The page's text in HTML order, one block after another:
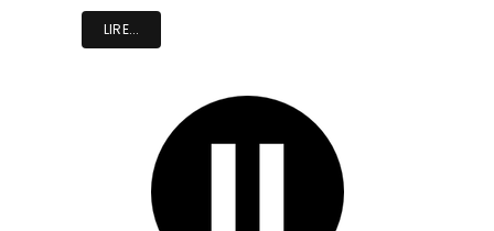
LIRE...